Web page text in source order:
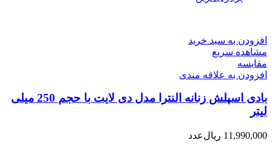
افزودن به سبد خرید
مشاهده سریع
مقایسه
افزودن به علاقه مندی
بادی اسپلش زنانه النترا مدل دی لایت با حجم 250 میلی
لیتر
11,990,000 ریالعدد